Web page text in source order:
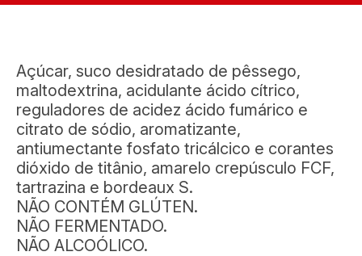
Açúcar, suco desidratado de pêssego,
maltodextrina, acidulante ácido cítrico,
reguladores de acidez ácido fumárico e
citrato de sódio, aromatizante,
antiumectante fosfato tricálcico e corantes
dióxido de titânio, amarelo crepúsculo FCF,
tartrazina e bordeaux S.
NÃO CONTÉM GLÚTEN.
NÃO FERMENTADO.
NÃO ALCOÓLICO.